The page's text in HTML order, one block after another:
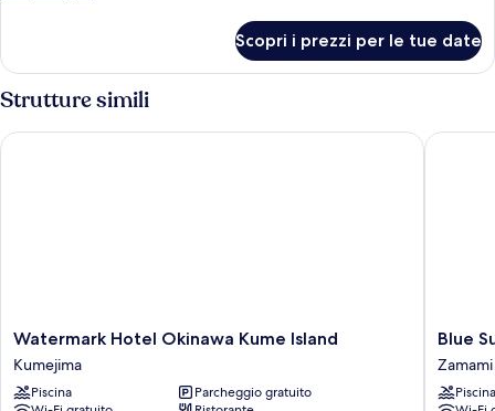
Standard
Scopri i prezzi per le tue date
Strutture simili
Watermark
Hotel
Okinawa
Kume
Watermark Hotel Okinawa Kume Island
Kumejima
Piscina
Parcheggio gratuito
Watermark Hotel Okinawa Kume Island
Blue
Suites
on
Blue
Zamami
Piscina
Blue